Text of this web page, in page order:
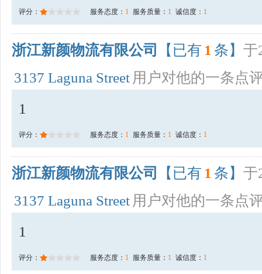
评分： 服务态度： 1 服务质量： 1 诚信度： 1
浙江新颜物流有限公司 【已有 1 条】 于
3137 Laguna Street 用户对他的一条点
1
评分： 服务态度： 1 服务质量： 1 诚信度： 1
浙江新颜物流有限公司 【已有 1 条】 于
3137 Laguna Street 用户对他的一条点
1
评分： 服务态度： 1 服务质量： 1 诚信度： 1